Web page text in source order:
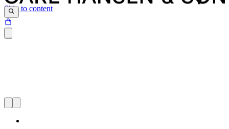
Skip to content